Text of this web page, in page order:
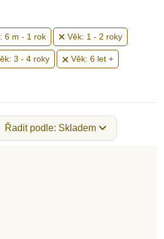
Hračky od 6 měsíců
Hračky pro děti od 2 let
6 m - 1 rok Věk: 1 - 2 roky
3 - 4 roky Věk: 6 let +
Řadit podle: Skladem